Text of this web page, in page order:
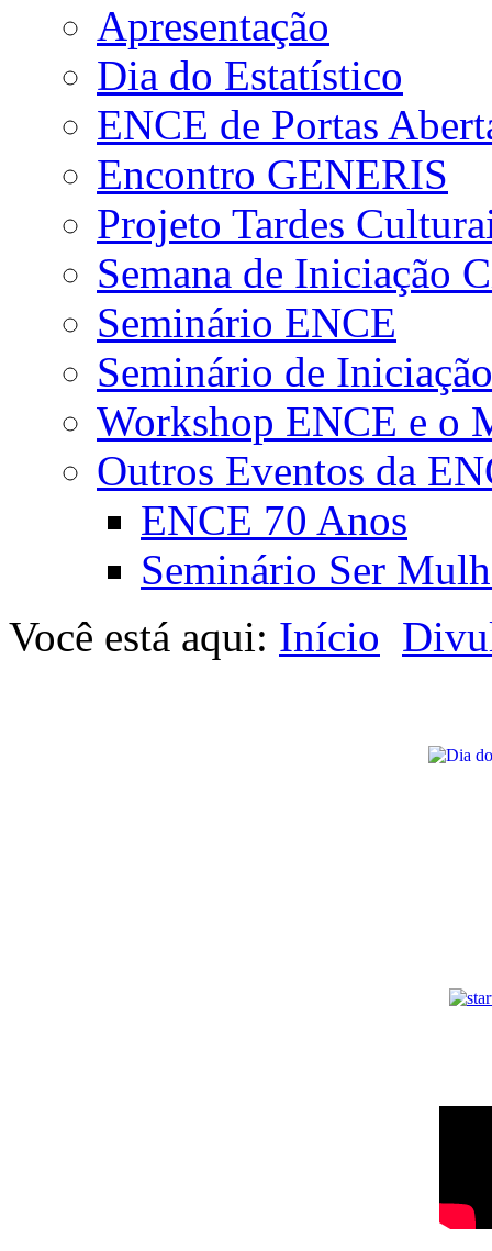
Apresentação
Dia do Estatístico
ENCE de Portas
Encontro GENERIS
Projeto Tardes
Semana de Iniciação
Seminário ENCE
Seminário de
Workshop ENCE e o
Outros Eventos da
ENCE 70 Anos
Seminário Ser
Você está aqui: Início